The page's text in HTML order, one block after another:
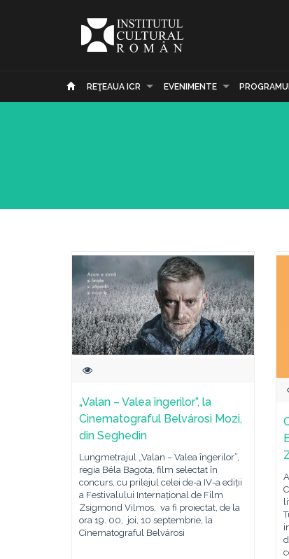
REŢEAUA ICR EVENIMENTE
„Valan – Valea îngerilor”, la
Cinematograful Belvárosi Mozi,
din Seghedin
Lungmetrajul „Valan – Valea îngerilor”,
regia Béla Bagota, film selectat în
concurs, cu prilejul celei de-a IV-a ediții
a Festivalului Internațional de Film
Zsigmond Vilmos, va fi proiectat, de la
ora 19. 00, joi, 10 septembrie, la
Cinematograful Belvárosi